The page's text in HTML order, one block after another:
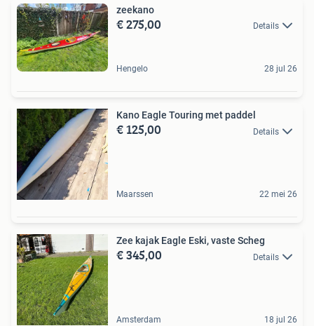
zeekano
€ 275,00 Details
Hengelo 28 jul 26
Kano Eagle Touring met paddel
€ 125,00 Details
Maarssen 22 mei 26
Zee kajak Eagle Eski, vaste Scheg
€ 345,00 Details
Amsterdam 18 jul 26